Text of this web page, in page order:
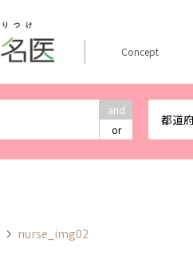
and
or
都道
Concept
nurse_img02